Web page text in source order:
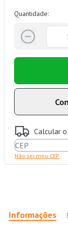
Quantidade:
Calcular
Não sei meu CEP
Informações